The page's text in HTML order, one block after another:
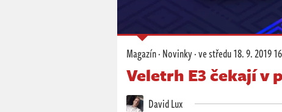
Magazín·Novinky·ve středu18. 9. 2019
Veletrh E3 čekají v
David Lux